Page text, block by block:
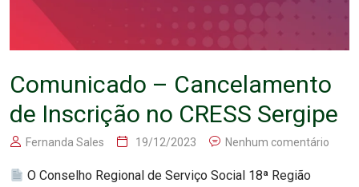
Comunicado – Cancelamento
de Inscrição no CRESS Sergipe
Fernanda Sales 19/12/2023 Nenhum comentário
O Conselho Regional de Serviço Social 18ª Região